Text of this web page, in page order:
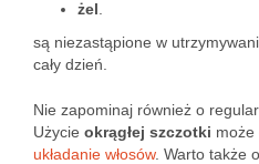
żel
są niezastąpione w
cały dzień.
Nie zapominaj również o
Użycie okrągłej szczotki może
układanie włosów. Warto także